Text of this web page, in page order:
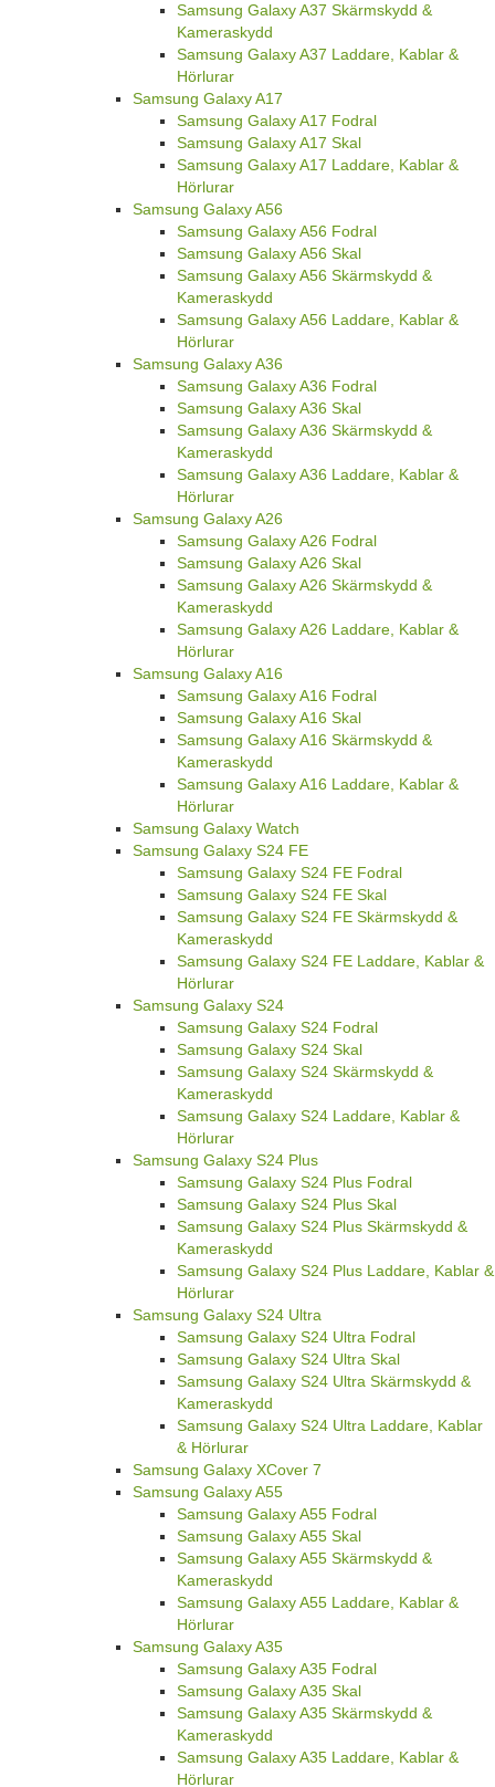
Samsung Galaxy A37 Skärmskydd &
Kameraskydd
Samsung Galaxy A37 Laddare, Kablar &
Hörlurar
Samsung Galaxy A17
Samsung Galaxy A17 Fodral
Samsung Galaxy A17 Skal
Samsung Galaxy A17 Laddare, Kablar &
Hörlurar
Samsung Galaxy A56
Samsung Galaxy A56 Fodral
Samsung Galaxy A56 Skal
Samsung Galaxy A56 Skärmskydd &
Kameraskydd
Samsung Galaxy A56 Laddare, Kablar &
Hörlurar
Samsung Galaxy A36
Samsung Galaxy A36 Fodral
Samsung Galaxy A36 Skal
Samsung Galaxy A36 Skärmskydd &
Kameraskydd
Samsung Galaxy A36 Laddare, Kablar &
Hörlurar
Samsung Galaxy A26
Samsung Galaxy A26 Fodral
Samsung Galaxy A26 Skal
Samsung Galaxy A26 Skärmskydd &
Kameraskydd
Samsung Galaxy A26 Laddare, Kablar &
Hörlurar
Samsung Galaxy A16
Samsung Galaxy A16 Fodral
Samsung Galaxy A16 Skal
Samsung Galaxy A16 Skärmskydd &
Kameraskydd
Samsung Galaxy A16 Laddare, Kablar &
Hörlurar
Samsung Galaxy Watch
Samsung Galaxy S24 FE
Samsung Galaxy S24 FE Fodral
Samsung Galaxy S24 FE Skal
Samsung Galaxy S24 FE Skärmskydd &
Kameraskydd
Samsung Galaxy S24 FE Laddare, Kablar &
Hörlurar
Samsung Galaxy S24
Samsung Galaxy S24 Fodral
Samsung Galaxy S24 Skal
Samsung Galaxy S24 Skärmskydd &
Kameraskydd
Samsung Galaxy S24 Laddare, Kablar &
Hörlurar
Samsung Galaxy S24 Plus
Samsung Galaxy S24 Plus Fodral
Samsung Galaxy S24 Plus Skal
Samsung Galaxy S24 Plus Skärmskydd &
Kameraskydd
Samsung Galaxy S24 Plus Laddare, Kablar &
Hörlurar
Samsung Galaxy S24 Ultra
Samsung Galaxy S24 Ultra Fodral
Samsung Galaxy S24 Ultra Skal
Samsung Galaxy S24 Ultra Skärmskydd &
Kameraskydd
Samsung Galaxy S24 Ultra Laddare, Kablar
& Hörlurar
Samsung Galaxy XCover 7
Samsung Galaxy A55
Samsung Galaxy A55 Fodral
Samsung Galaxy A55 Skal
Samsung Galaxy A55 Skärmskydd &
Kameraskydd
Samsung Galaxy A55 Laddare, Kablar &
Hörlurar
Samsung Galaxy A35
Samsung Galaxy A35 Fodral
Samsung Galaxy A35 Skal
Samsung Galaxy A35 Skärmskydd &
Kameraskydd
Samsung Galaxy A35 Laddare, Kablar &
Hörlurar